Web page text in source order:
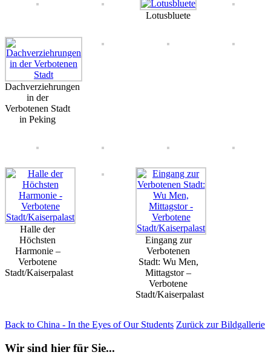
Lotusbluete
Dachverziehrungen
in der
Verbotenen Stadt
in Peking
Halle der
Höchsten
Harmonie –
Verbotene
Stadt/Kaiserpalast
Eingang zur
Verbotenen
Stadt: Wu Men,
Mittagstor –
Verbotene
Stadt/Kaiserpalast
Back to China - In the Eyes of Our Students Zurück zur Bildgallerie
Wir sind hier für Sie...